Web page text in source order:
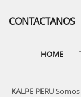
CONTACTANOS
HOME
KALPE PERU